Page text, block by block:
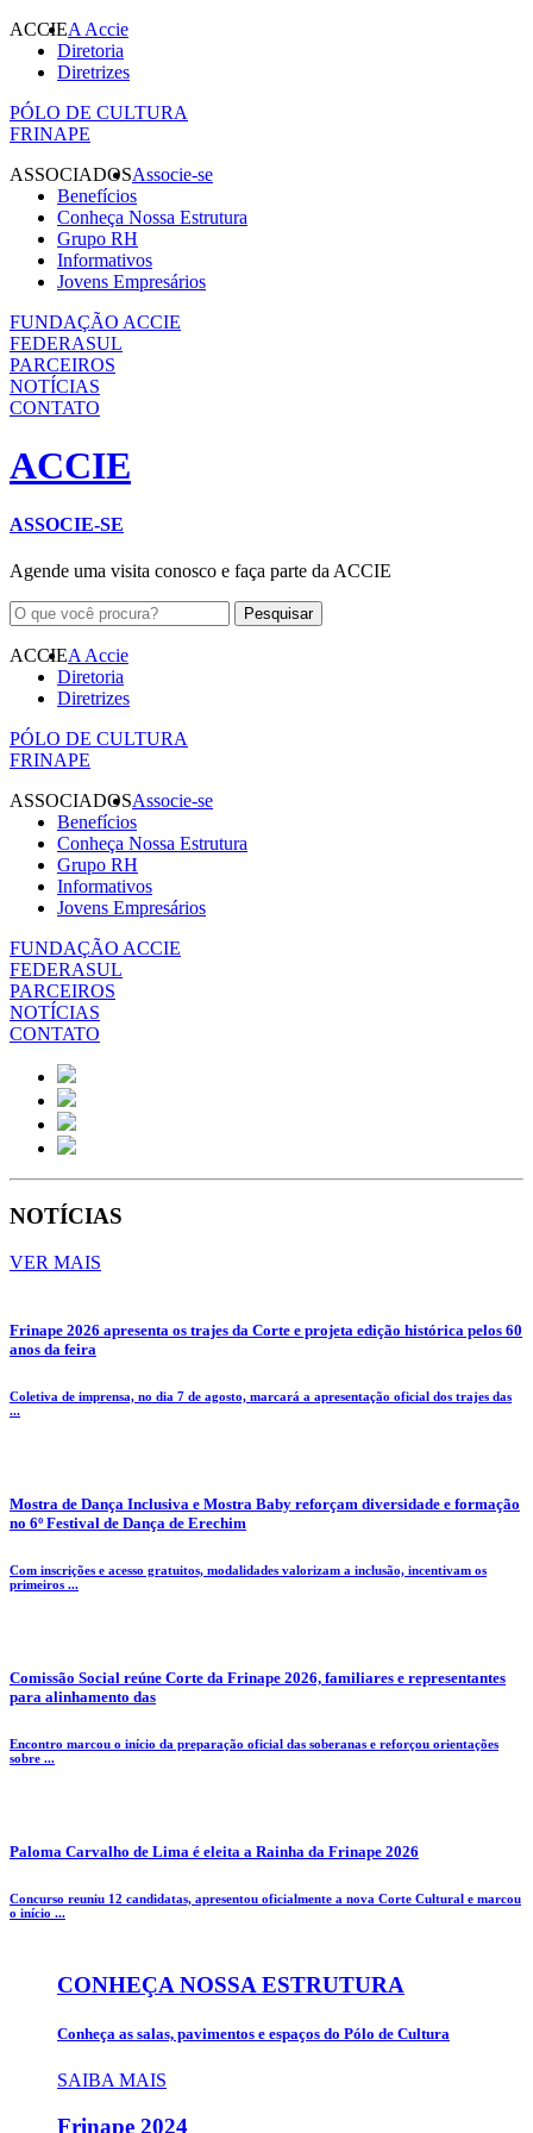
ACCIEA Accie
Diretoria
Diretrizes
PÓLO DE CULTURA
FRINAPE
ASSOCIADOSAssocie-se
Benefícios
Conheça Nossa Estrutura
Grupo RH
Informativos
Jovens Empresários
FUNDAÇÃO ACCIE
FEDERASUL
PARCEIROS
NOTÍCIAS
CONTATO
ACCIE
ASSOCIE-SE
Agende uma visita conosco e faça parte da ACCIE
ACCIEA Accie
Diretoria
Diretrizes
PÓLO DE CULTURA
FRINAPE
ASSOCIADOSAssocie-se
Benefícios
Conheça Nossa Estrutura
Grupo RH
Informativos
Jovens Empresários
FUNDAÇÃO ACCIE
FEDERASUL
PARCEIROS
NOTÍCIAS
CONTATO
NOTÍCIAS
VER MAIS
Frinape 2026 apresenta os trajes da Corte e projeta edição histórica pelos 60
anos da feira
Coletiva de imprensa, no dia 7 de agosto, marcará a apresentação oficial dos trajes das
...
Mostra de Dança Inclusiva e Mostra Baby reforçam diversidade e formação
no 6º Festival de Dança de Erechim
Com inscrições e acesso gratuitos, modalidades valorizam a inclusão, incentivam os
primeiros ...
Comissão Social reúne Corte da Frinape 2026, familiares e representantes
para alinhamento das
Encontro marcou o início da preparação oficial das soberanas e reforçou orientações
sobre ...
Paloma Carvalho de Lima é eleita a Rainha da Frinape 2026
Concurso reuniu 12 candidatas, apresentou oficialmente a nova Corte Cultural e marcou
o início ...
CONHEÇA NOSSA ESTRUTURA
Conheça as salas, pavimentos e espaços do Pólo de Cultura
SAIBA MAIS
Frinape 2024